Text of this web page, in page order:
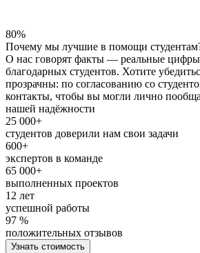
80%
Почему мы лучшие в помощи
О нас говорят факты — реальные
благодарных студентов. Хотите
прозрачны: по согласованию со
контакты, чтобы вы могли лично
нашей надёжности
25 000+
студентов доверили нам свои задачи
600+
экспертов в команде
65 000+
выполненных проектов
12 лет
успешной работы
97 %
положительных отзывов
Узнать стоимость